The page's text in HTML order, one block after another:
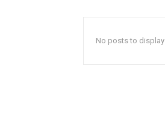
No posts to display